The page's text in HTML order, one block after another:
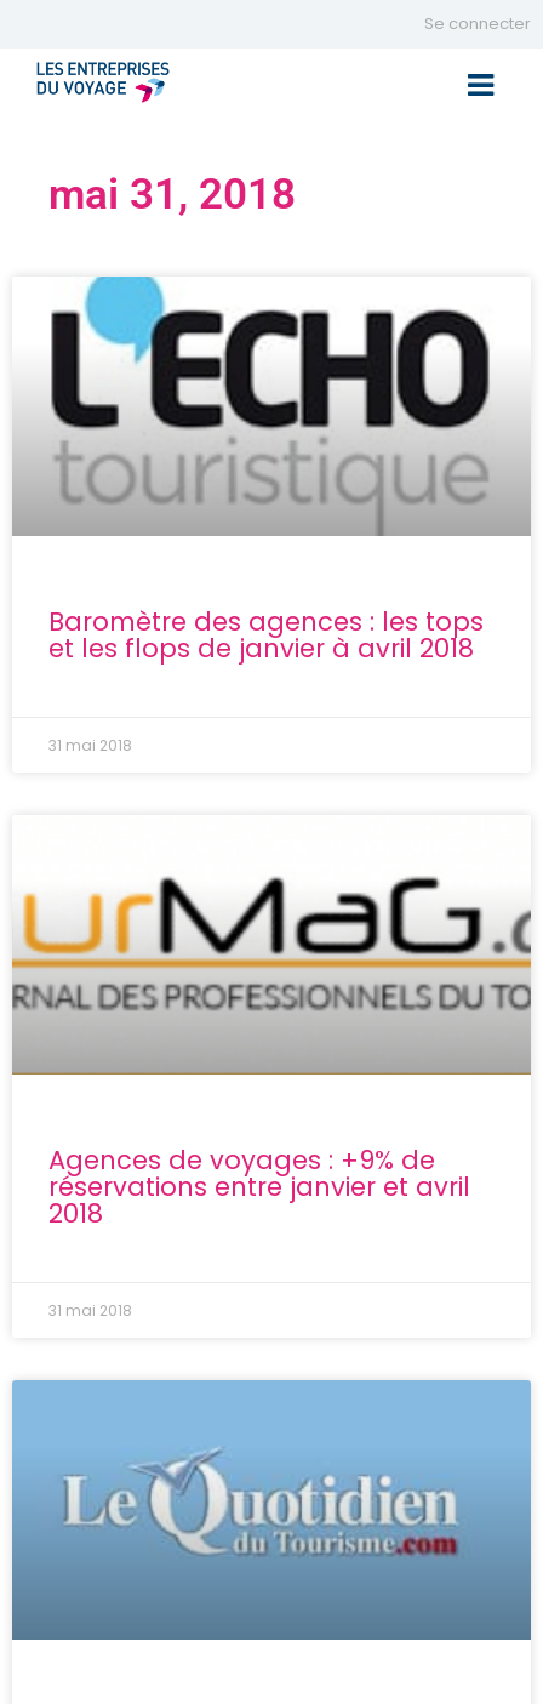
Se connecter
mai 31, 2018
Baromètre des agences : les tops
et les flops de janvier à avril 2018
31 mai 2018
Agences de voyages : +9% de
réservations entre janvier et avril
2018
31 mai 2018